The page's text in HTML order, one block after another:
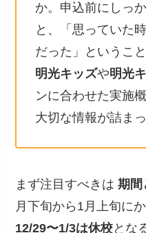
か。申込前にしっ
と、「思っていた
だった」というこ
明光キッズや明光
ンに合わせた実施
大切な情報が詰ま
まず注目すべきは期間
月下旬から1月上旬に
12/29〜1/3は休校とな